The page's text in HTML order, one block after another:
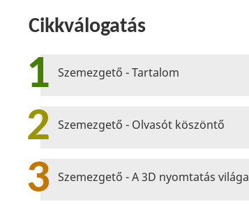
Cikkválogatás
1 Szemezgető - Tartalom
2 Szemezgető - Olvasót köszöntő
3 Szemezgető - A 3D nyomtatás világa